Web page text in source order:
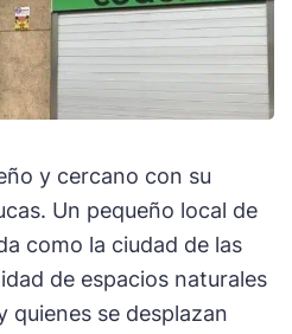
y cercano con su
Un pequeño local de
como la ciudad de las
de espacios naturales
quienes se desplazan